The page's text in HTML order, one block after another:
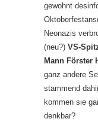
gewohnt
Neonazis
(neu?) VS-
Mann Förster
ganz andere
stammend
kommen sie
denkbar?